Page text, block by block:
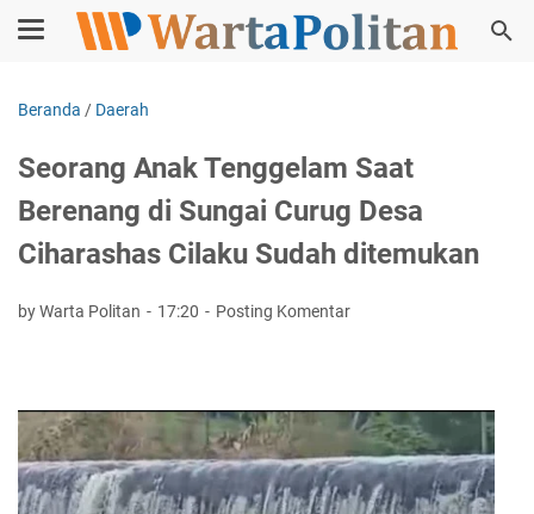
Beranda / Daerah
Seorang Anak Tenggelam Saat
Berenang di Sungai Curug Desa
Ciharashas Cilaku Sudah ditemukan
by Warta Politan 17:20 Posting Komentar